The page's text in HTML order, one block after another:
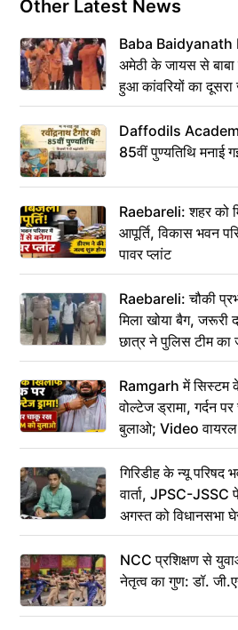
Other Latest News
Baba
अमेठी के जायस से बाबा
हुआ कांवरियों का दूसरा
Daffodils Academy
85वीं पुण्यतिथि मनाई
Raebareli: शहर को
आपूर्ति, विकास भवन
पावर प्लांट
Raebareli: चौकी
मिला खोया बैग, जरूरी
छात्र ने पुलिस टीम का
Ramgarh में सिस्टम
वोल्टेज ड्रामा, गर्दन
बुलाओ; Video वायरल
गिरिडीह के न्यू परिषद
वार्ता, JPSC-JSSC
अगस्त को विधानसभा
NCC प्रशिक्षण से
नेतृत्व का गुण: डॉ.